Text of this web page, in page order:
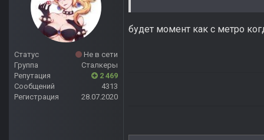
Статус
Не в сети
Группа
Сталкеры
Репутация
2 469
Сообщений
4313
Регистрация
28.07.2020
будет момент как с метро